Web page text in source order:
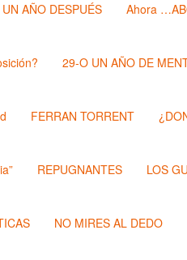
UN AÑO DESPUÉS Ahora
29-O UN AÑO DE
FERRAN TORRENT
REPUGNANTES LOS
NO MIRES AL DEDO